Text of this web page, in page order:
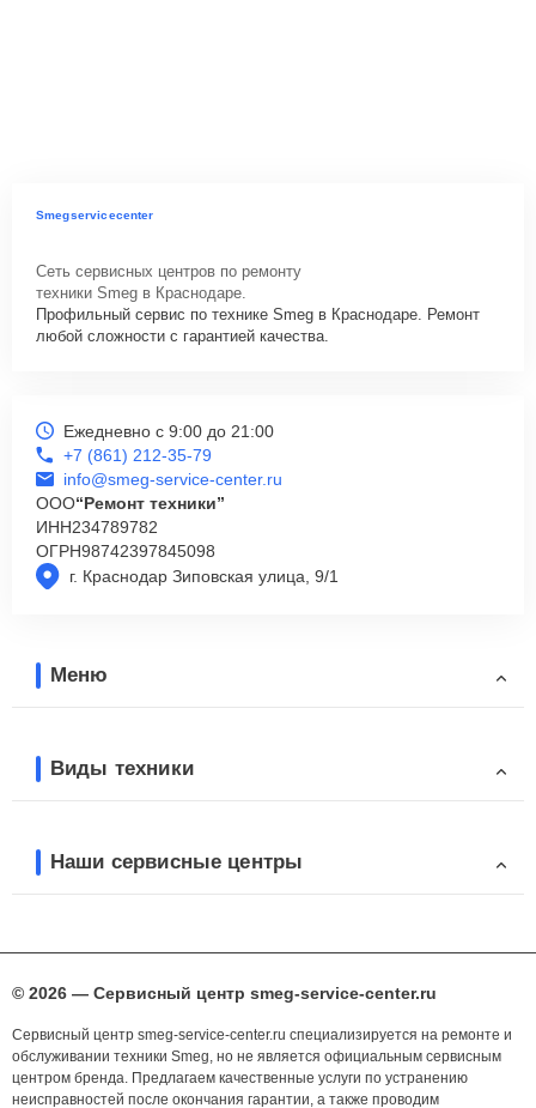
Smegservicecenter
Сеть сервисных центров по ремонту
техники Smeg в Краснодаре.
Профильный сервис по технике Smeg в Краснодаре. Ремонт
любой сложности с гарантией качества.
г. Краснодар Зиповская улица, 9/1
Ежедневно с 9:00 до 21:00
+7 (861) 212-35-79
info@smeg-service-center.ru
ООО“Ремонт техники”
ИНН234789782
ОГРН98742397845098
Меню
Виды техники
Наши сервисные центры
© 2026 — Сервисный центр smeg-service-center.ru
Сервисный центр smeg-service-center.ru специализируется на ремонте и
обслуживании техники Smeg, но не является официальным сервисным
центром бренда. Предлагаем качественные услуги по устранению
неисправностей после окончания гарантии, а также проводим